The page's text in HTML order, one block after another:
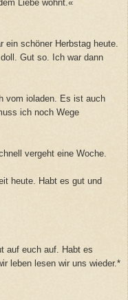
Liebe wohnt.«
ein schöner Herbstag heute.
Gut so. Ich war dann
vom ioladen. Es ist auch
ich noch Wege
vergeht eine Woche.
heute. Habt es gut und
auf euch auf. Habt es
leben lesen wir uns wieder.*